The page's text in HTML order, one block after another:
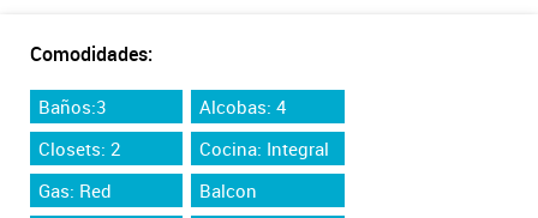
Comodidades:
Baños:3
Alcobas: 4
Closets: 2
Cocina: Integral
Gas: Red
Balcon